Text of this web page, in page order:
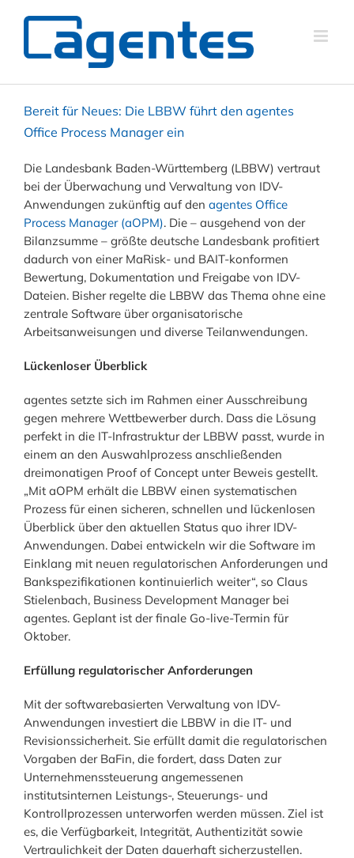
Bereit für Neues: Die LBBW führt den agentes
Office Process Manager ein
Die Landesbank Baden-Württemberg (LBBW) vertraut
bei der Überwachung und Verwaltung von IDV-
Anwendungen zukünftig auf den agentes Office
Process Manager (aOPM). Die – ausgehend von der
Bilanzsumme – größte deutsche Landesbank profitiert
dadurch von einer MaRisk- und BAIT-konformen
Bewertung, Dokumentation und Freigabe von IDV-
Dateien. Bisher regelte die LBBW das Thema ohne eine
zentrale Software über organisatorische
Arbeitsanweisungen und diverse Teilanwendungen.
Lückenloser Überblick
agentes setzte sich im Rahmen einer Ausschreibung
gegen mehrere Wettbewerber durch. Dass die Lösung
perfekt in die IT-Infrastruktur der LBBW passt, wurde in
einem an den Auswahlprozess anschließenden
dreimonatigen Proof of Concept unter Beweis gestellt.
„Mit aOPM erhält die LBBW einen systematischen
Prozess für einen sicheren, schnellen und lückenlosen
Überblick über den aktuellen Status quo ihrer IDV-
Anwendungen. Dabei entwickeln wir die Software im
Einklang mit neuen regulatorischen Anforderungen und
Bankspezifikationen kontinuierlich weiter“, so Claus
Stielenbach, Business Development Manager bei
agentes. Geplant ist der finale Go-live-Termin für
Oktober.
Erfüllung regulatorischer Anforderungen
Mit der softwarebasierten Verwaltung von IDV-
Anwendungen investiert die LBBW in die IT- und
Revisionssicherheit. Sie erfüllt damit die regulatorischen
Vorgaben der BaFin, die fordert, dass Daten zur
Unternehmenssteuerung angemessenen
institutsinternen Leistungs-, Steuerungs- und
Kontrollprozessen unterworfen werden müssen. Ziel ist
es, die Verfügbarkeit, Integrität, Authentizität sowie
Vertraulichkeit der Daten dauerhaft sicherzustellen.